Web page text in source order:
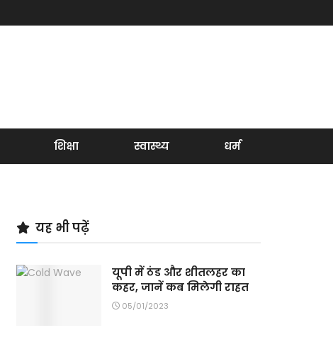
शिक्षा स्वास्थ्य धर्म
यह भी पढ़ें
यूपी में ठंड और शीतलहर का
कहर, जानें कब मिलेगी राहत
05/01/2023